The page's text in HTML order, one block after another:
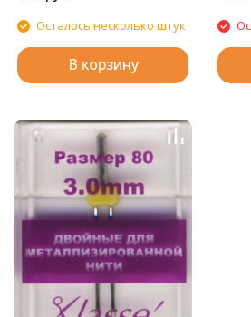
Осталось несколько штук
В корзину